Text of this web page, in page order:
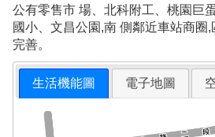
公有零售市 場、北科附工、桃園巨
國小、文昌公園,南 側鄰近車站商圈
完善。
生活機能圖 電子地圖